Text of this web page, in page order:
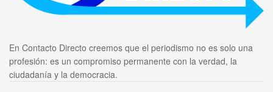
En Contacto Directo creemos que el periodismo no es solo una
profesión: es un compromiso permanente con la verdad, la
ciudadanía y la democracia.